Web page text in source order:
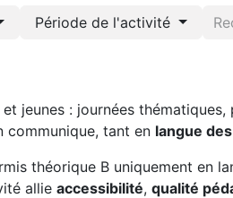
Période de l'activité
jeunes : journées
communique, tant en langue
théorique B uniquement en
allie accessibilité, qualité